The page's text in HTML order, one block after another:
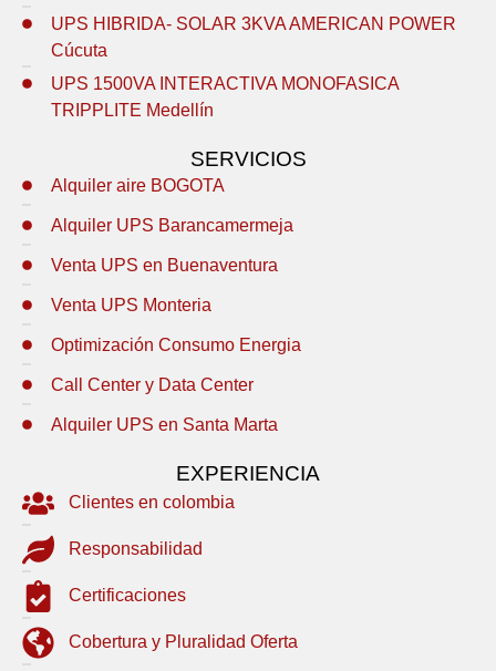
UPS HIBRIDA- SOLAR 3KVA AMERICAN POWER
Cúcuta
UPS 1500VA INTERACTIVA MONOFASICA
TRIPPLITE Medellín
SERVICIOS
Alquiler aire BOGOTA
Alquiler UPS Barancamermeja
Venta UPS en Buenaventura
Venta UPS Monteria
Optimización Consumo Energia
Call Center y Data Center
Alquiler UPS en Santa Marta
EXPERIENCIA
Clientes en colombia
Responsabilidad
Certificaciones
Cobertura y Pluralidad Oferta